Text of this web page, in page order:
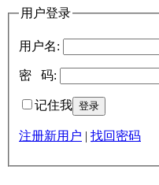
用户登录
用户名:
密 码:
记住我
注册新用户 找回密码